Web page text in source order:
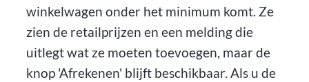
winkelwagen onder het minimum komt. Ze
zien de retailprijzen en een melding die
uitlegt wat ze moeten toevoegen, maar de
knop 'Afrekenen' blijft beschikbaar. Als u de